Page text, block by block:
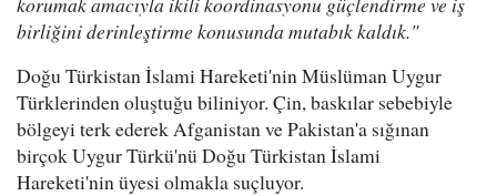
birliğini derinleştirme konusunda mutabık kaldık."
Doğu Türkistan İslami Hareketi'nin Müslüman Uygur
Türklerinden oluştuğu biliniyor. Çin, baskılar sebebiyle
bölgeyi terk ederek Afganistan ve Pakistan'a sığınan
birçok Uygur Türkü'nü Doğu Türkistan İslami
Hareketi'nin üyesi olmakla suçluyor.